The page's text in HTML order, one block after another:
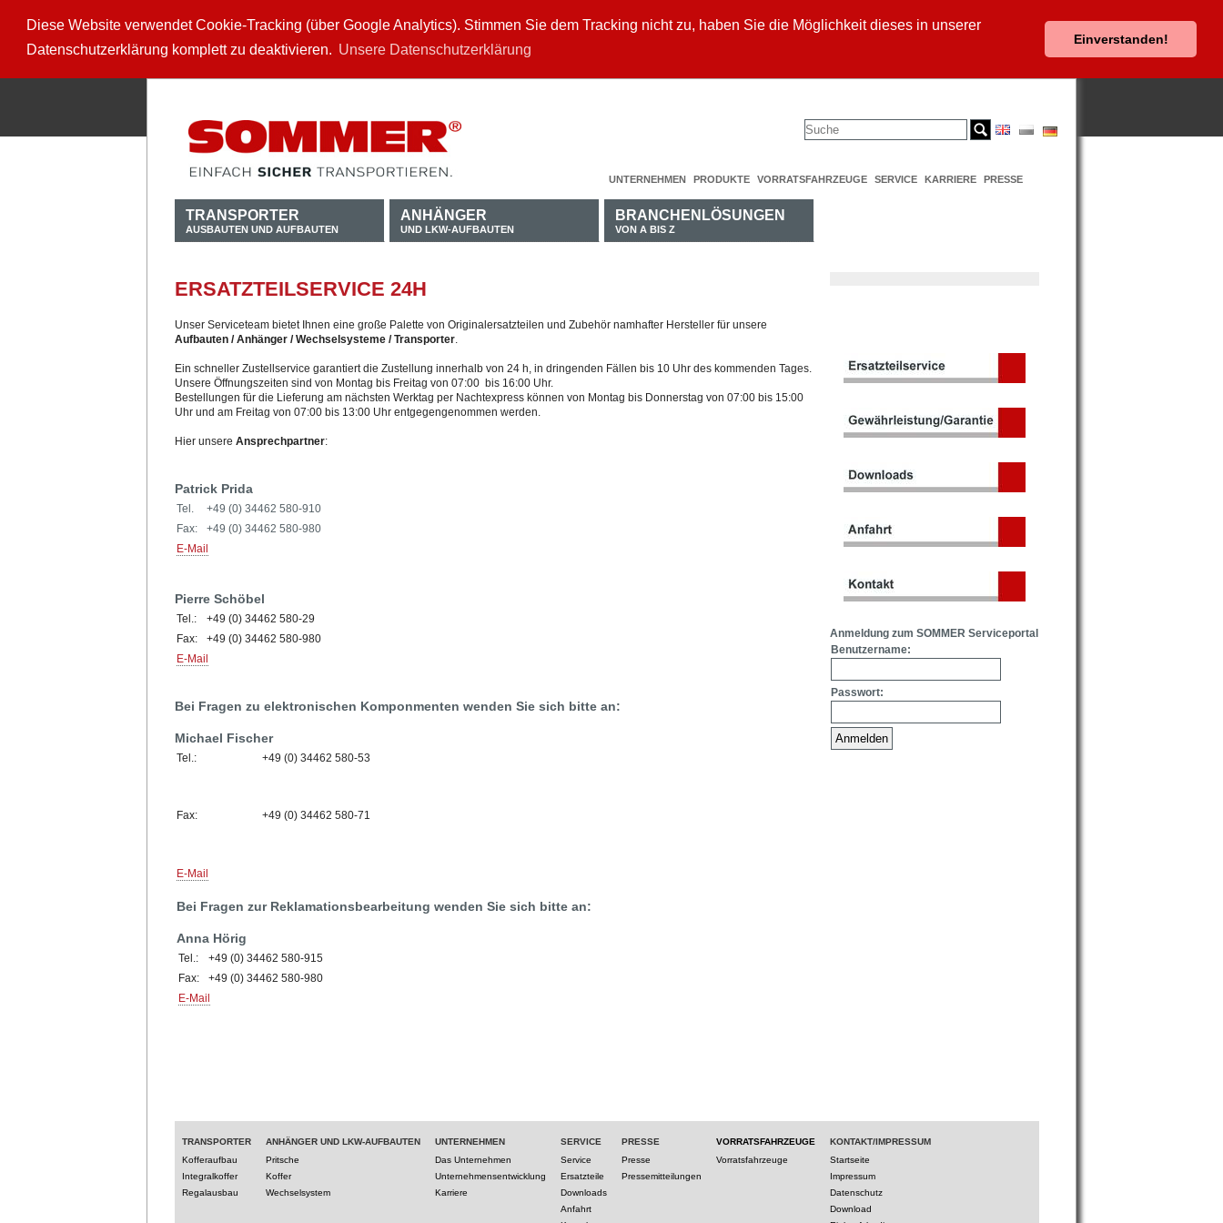
Diese Website verwendet Cookie-Tracking (über Google Analytics). Stimmen Sie dem Tracking nicht zu, haben Sie die Möglichkeit dieses in unserer
Datenschutzerklärung komplett zu deaktivieren. Unsere Datenschutzerklärung
Einverstanden!
UNTERNEHMEN PRODUKTE VORRATSFAHRZEUGE SERVICE KARRIERE PRESSE
TRANSPORTER
AUSBAUTEN UND AUFBAUTEN
ANHÄNGER
UND LKW-AUFBAUTEN
BRANCHENLÖSUNGEN
VON A BIS Z
ERSATZTEILSERVICE 24H
Unser Serviceteam bietet Ihnen eine große Palette von Originalersatzteilen und Zubehör namhafter Hersteller für unsere
Aufbauten / Anhänger / Wechselsysteme / Transporter.
Ein schneller Zustellservice garantiert die Zustellung innerhalb von 24 h, in dringenden Fällen bis 10 Uhr des kommenden Tages.
Unsere Öffnungszeiten sind von Montag bis Freitag von 07:00 bis 16:00 Uhr.
Bestellungen für die Lieferung am nächsten Werktag per Nachtexpress können von Montag bis Donnerstag von 07:00 bis 15:00
Uhr und am Freitag von 07:00 bis 13:00 Uhr entgegengenommen werden.
Hier unsere Ansprechpartner:
Patrick Prida
Tel.
+49 (0) 34462 580-910
Fax:
+49 (0) 34462 580-980
E-Mail
Pierre Schöbel
Tel.:
+49 (0) 34462 580-29
Fax:
+49 (0) 34462 580-980
E-Mail
Bei Fragen zu elektronischen Komponmenten wenden Sie sich bitte an:
Michael Fischer
Tel.: +49 (0) 34462 580-53
Fax: +49 (0) 34462 580-71
E-Mail
Bei Fragen zur Reklamationsbearbeitung wenden Sie sich bitte an:
Anna Hörig
Tel.:
+49 (0) 34462 580-915
Fax:
+49 (0) 34462 580-980
E-Mail
Anmeldung zum SOMMER Serviceportal
Benutzername:
Passwort:
TRANSPORTER
Kofferaufbau
Integralkoffer
Regalausbau
ANHÄNGER UND LKW-AUFBAUTEN
Pritsche
Koffer
Wechselsystem
UNTERNEHMEN
Das Unternehmen
Unternehmensentwicklung
Karriere
SERVICE
Service
Ersatzteile
Downloads
Anfahrt
PRESSE
Presse
Pressemitteilungen
VORRATSFAHRZEUGE
Vorratsfahrzeuge
KONTAKT/IMPRESSUM
Startseite
Impressum
Datenschutz
Download